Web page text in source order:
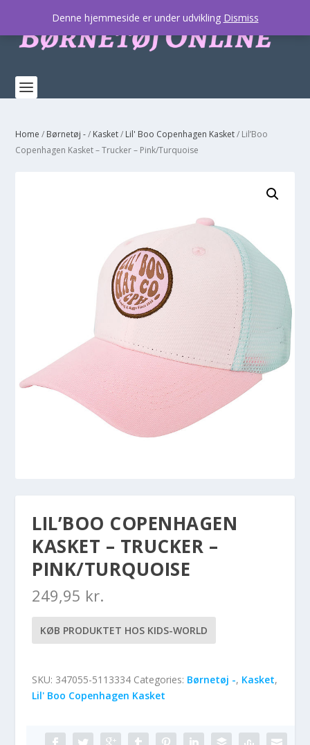
Home / Børnetøj -/ Kasket/ Lil' Boo Copenhagen Kasket/ Lil’Boo
Copenhagen Kasket – Trucker – Pink/Turquoise
LIL’BOO COPENHAGEN
KASKET – TRUCKER –
PINK/TURQUOISE
249,95 kr.
KØB PRODUKTET HOS KIDS-WORLD
SKU: 347055-5113334 Categories: Børnetøj -, Kasket,
Lil' Boo Copenhagen Kasket
Denne hjemmeside er under udvikling Dismiss